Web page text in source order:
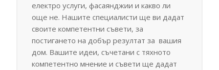
електро услуги, фасаянджии и какво ли
още не. Нашите специалисти ще ви дадат
своите компетентни съвети, за
постигането на добър резултат за вашия
дом. Вашите идеи, съчетани с тяхното
компетентно мнение и съвети ще дадат